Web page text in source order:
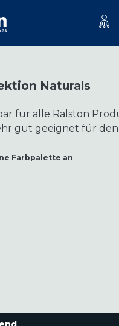
Naturals
für alle Ralston
gut geeignet für
Farbpalette an